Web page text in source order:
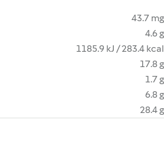
43.7 mg
4.6 g
1185.9 kJ / 283.4 kcal
17.8 g
1.7 g
6.8 g
28.4 g